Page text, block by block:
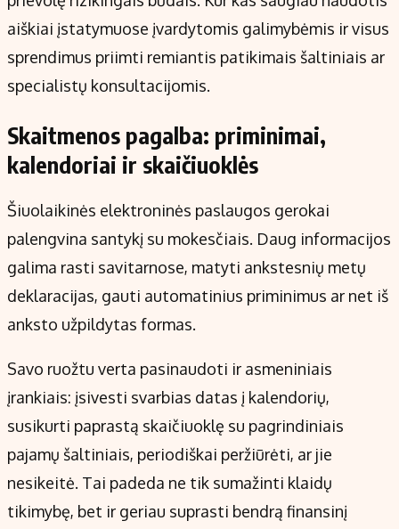
aiškiai įstatymuose įvardytomis galimybėmis ir visus
sprendimus priimti remiantis patikimais šaltiniais ar
specialistų konsultacijomis.
Skaitmenos pagalba: priminimai,
kalendoriai ir skaičiuoklės
Šiuolaikinės elektroninės paslaugos gerokai
palengvina santykį su mokesčiais. Daug informacijos
galima rasti savitarnose, matyti ankstesnių metų
deklaracijas, gauti automatinius priminimus ar net iš
anksto užpildytas formas.
Savo ruožtu verta pasinaudoti ir asmeniniais
įrankiais: įsivesti svarbias datas į kalendorių,
susikurti paprastą skaičiuoklę su pagrindiniais
pajamų šaltiniais, periodiškai peržiūrėti, ar jie
nesikeitė. Tai padeda ne tik sumažinti klaidų
tikimybę, bet ir geriau suprasti bendrą finansinį